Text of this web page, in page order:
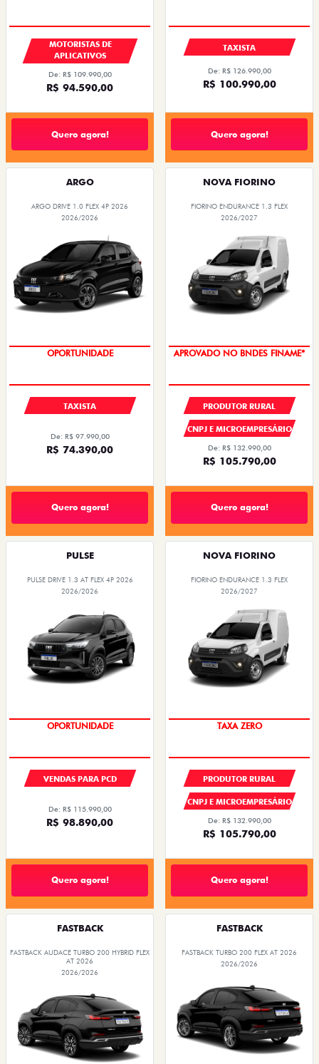
MOTORISTAS DE
APLICATIVOS
De: R$ 109.990,00
R$ 94.590,00
Quero agora!
TAXISTA
De: R$ 126.990,00
R$ 100.990,00
Quero agora!
ARGO
ARGO DRIVE 1.0 FLEX 4P 2026
2026/2026
OPORTUNIDADE
TAXISTA
De: R$ 97.990,00
R$ 74.390,00
Quero agora!
NOVA FIORINO
FIORINO ENDURANCE 1.3 FLEX
2026/2027
APROVADO NO BNDES FINAME*
PRODUTOR RURAL
CNPJ E MICROEMPRESÁRIO
De: R$ 132.990,00
R$ 105.790,00
Quero agora!
PULSE
PULSE DRIVE 1.3 AT FLEX 4P 2026
2026/2026
OPORTUNIDADE
VENDAS PARA PCD
De: R$ 115.990,00
R$ 98.890,00
Quero agora!
NOVA FIORINO
FIORINO ENDURANCE 1.3 FLEX
2026/2027
TAXA ZERO
PRODUTOR RURAL
CNPJ E MICROEMPRESÁRIO
De: R$ 132.990,00
R$ 105.790,00
Quero agora!
FASTBACK
FASTBACK AUDACE TURBO 200 HYBRID FLEX
AT 2026
2026/2026
FASTBACK
FASTBACK TURBO 200 FLEX AT 2026
2026/2026